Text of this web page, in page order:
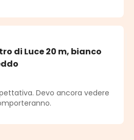
di Luce 20 m, bianco
von 5 von 5 Sternen
Devo ancora vedere